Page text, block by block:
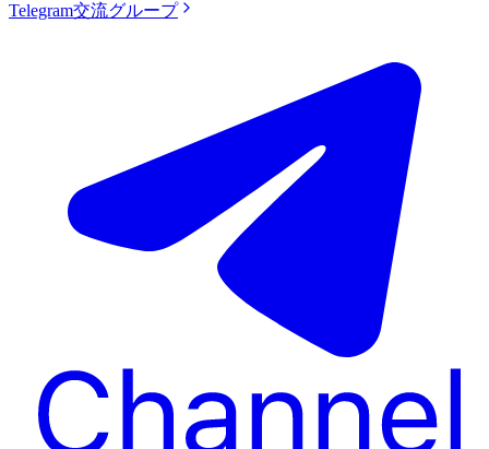
Telegram交流グループ